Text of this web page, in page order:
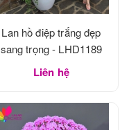
Lan hồ điệp trắng đẹp
sang trọng - LHD1189
Liên hệ